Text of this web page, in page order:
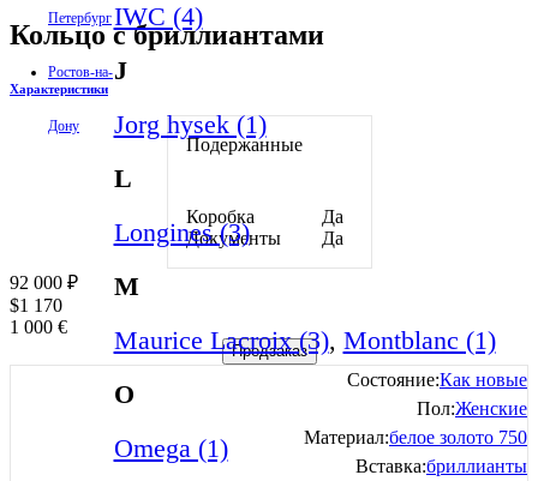
Петербург
Ростов-на-
Дону
IWC (4)
J
Jorg hysek (1)
L
Longines (3)
M
Maurice Lacroix (3), Montblanc (1)
O
Omega (1)
Кольцо с бриллиантами
Характеристики
Подержанные
Коробка
Да
Документы
Да
92 000 ₽
$1 170
1 000 €
Предзаказ
Состояние:Как новые
Пол:Женские
Материал:белое золото 750
Вставка:бриллианты